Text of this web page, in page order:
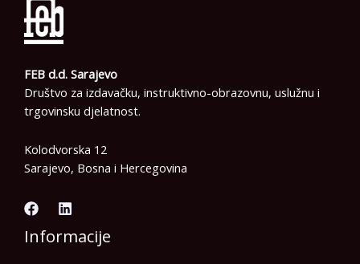
FEB d.d. Sarajevo
Društvo za izdavačku, instruktivno-obrazovnu, uslužnu i
trgovinsku djelatnost.
Kolodvorska 12
Sarajevo, Bosna i Hercegovina
Informacije